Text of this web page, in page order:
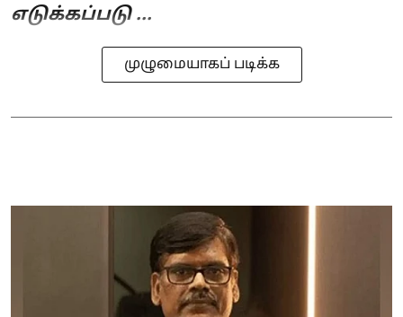
எடுக்கப்படு ...
முழுமையாகப் படிக்க